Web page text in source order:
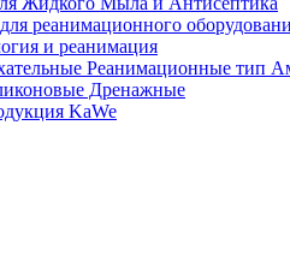
реанимационного
и реанимация
Реанимационные тип
Дренажные
KaWe